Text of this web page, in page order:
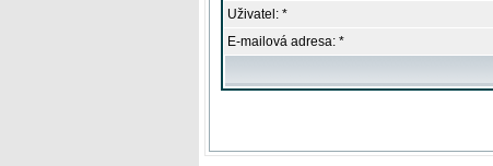
Uživatel: *
E-mailová adresa: *